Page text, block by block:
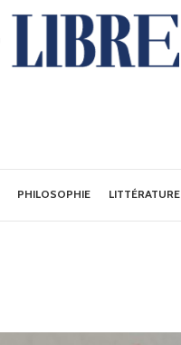
PHILOSOPHIE LITTÉRATURE